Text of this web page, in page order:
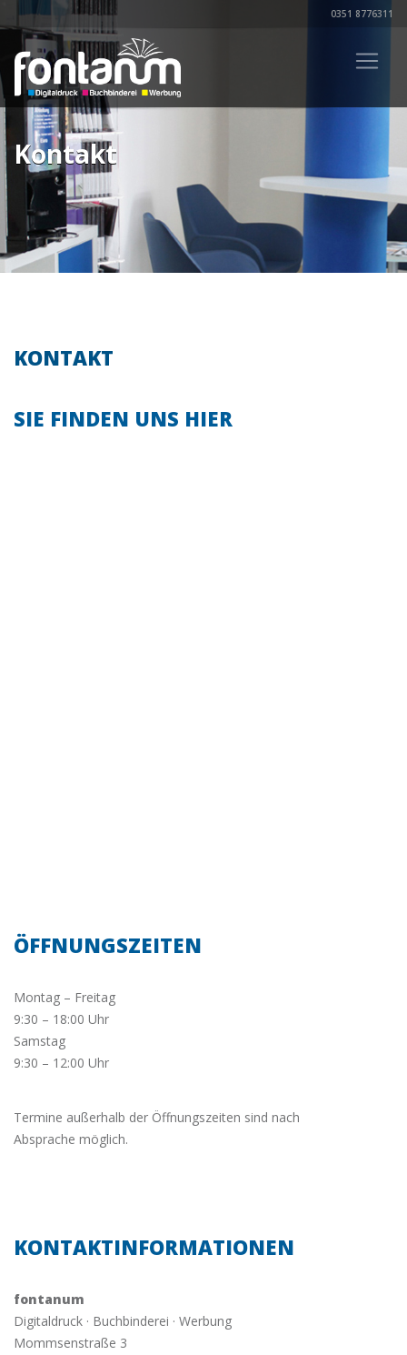
0351 8776311
Kontakt
KONTAKT
SIE FINDEN UNS HIER
ÖFFNUNGSZEITEN
Montag – Freitag
9:30 – 18:00 Uhr
Samstag
9:30 – 12:00 Uhr
Termine außerhalb der Öffnungszeiten sind nach
Absprache möglich.
KONTAKTINFORMATIONEN
fontanum
Digitaldruck · Buchbinderei · Werbung
Mommsenstraße 3